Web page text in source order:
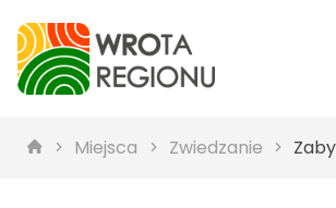
Miejsca Zwiedzanie